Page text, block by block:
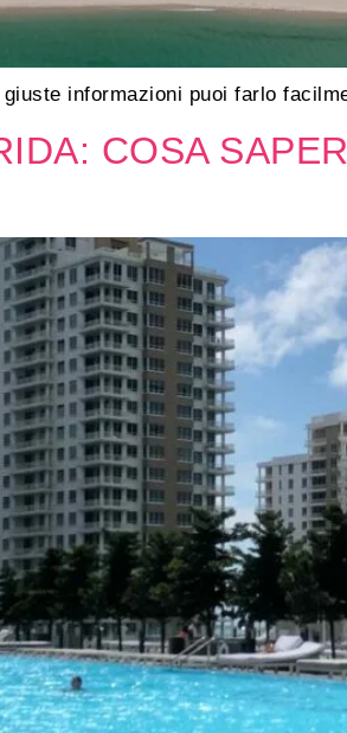
informazioni puoi farlo
COSA